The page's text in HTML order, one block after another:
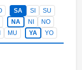
SA SI
SU
NA NI
NO
MU YA YO